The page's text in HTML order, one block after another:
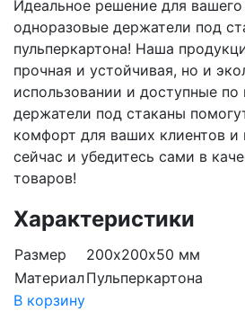
Идеальное решение для
одноразовые держатели под
пульперкартона! Наша
прочная и устойчивая, но и
использовании и доступные по
держатели под стаканы
комфорт для ваших клиентов и
сейчас и убедитесь сами в
товаров!
Характеристики
Размер
200х200х50 мм
МатериалПульперкартона
В корзину